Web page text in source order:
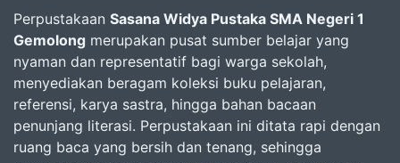
Perpustakaan Sasana Widya Pustaka SMA Negeri 1
Gemolong merupakan pusat sumber belajar yang
nyaman dan representatif bagi warga sekolah,
menyediakan beragam koleksi buku pelajaran,
referensi, karya sastra, hingga bahan bacaan
penunjang literasi. Perpustakaan ini ditata rapi dengan
ruang baca yang bersih dan tenang, sehingga